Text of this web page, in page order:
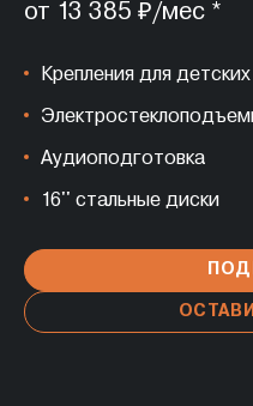
от 13 385 ₽/мес *
Крепления для
Аудиоподготовка
16'' стальные диски